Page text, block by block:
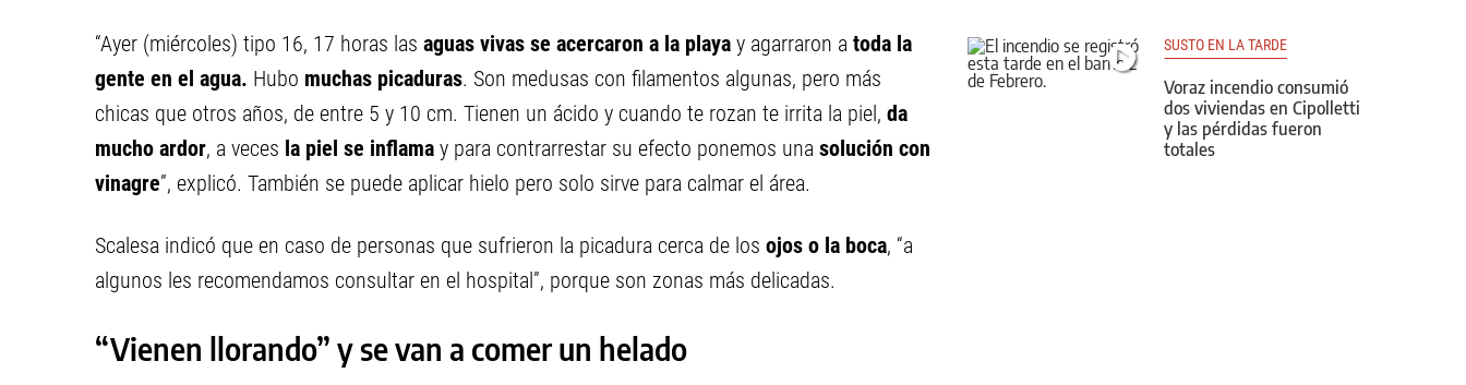
“Ayer (miércoles) tipo 16, 17 horas las aguas vivas se acercaron a la playa y agarraron a toda la
gente en el agua. Hubo muchas picaduras. Son medusas con filamentos algunas, pero más
chicas que otros años, de entre 5 y 10 cm. Tienen un ácido y cuando te rozan te irrita la piel, da
mucho ardor, a veces la piel se inflama y para contrarrestar su efecto ponemos una solución con
vinagre”, explicó. También se puede aplicar hielo pero solo sirve para calmar el área.
Scalesa indicó que en caso de personas que sufrieron la picadura cerca de los ojos o la boca, “a
algunos les recomendamos consultar en el hospital”, porque son zonas más delicadas.
“Vienen llorando” y se van a comer un helado
SUSTO EN LA TARDE
Voraz incendio consumió
dos viviendas en Cipolletti
y las pérdidas fueron
totales